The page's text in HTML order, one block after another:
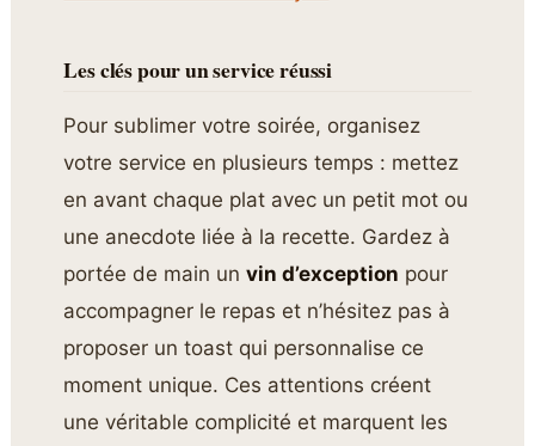
Les clés pour un service réussi
Pour sublimer votre soirée, organisez
votre service en plusieurs temps : mettez
en avant chaque plat avec un petit mot ou
une anecdote liée à la recette. Gardez à
portée de main unvin d’exception pour
accompagner le repas et n’hésitez pas à
proposer un toast qui personnalise ce
moment unique. Ces attentions créent
une véritable complicité et marquent les